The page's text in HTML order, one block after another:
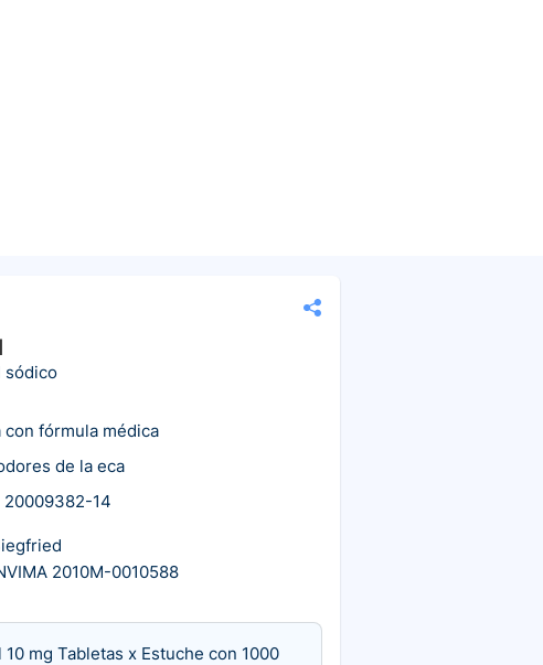
sódico
con fórmula médica
de la eca
20009382-14
2010M-0010588
10 mg Tabletas x Estuche con 1000